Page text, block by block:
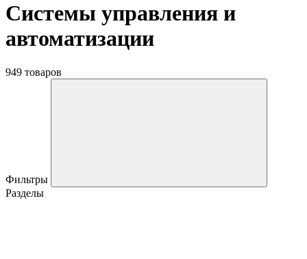
Системы управления и
автоматизации
949 товаров
Фильтры
Разделы